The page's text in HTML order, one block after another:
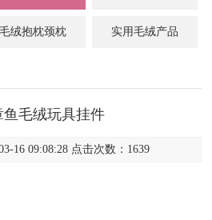
毛绒抱枕颈枕 实用毛绒产品
鱼毛绒玩具挂件
16 09:08:28 点击次数：1639